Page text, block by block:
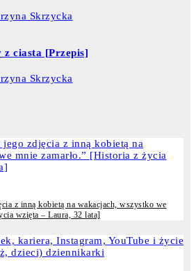
Skrzycka
z ciasta [Przepis]
Skrzycka
z inną kobietą na wakacjach, wszystko we
wzięta – Laura, 32 lata]